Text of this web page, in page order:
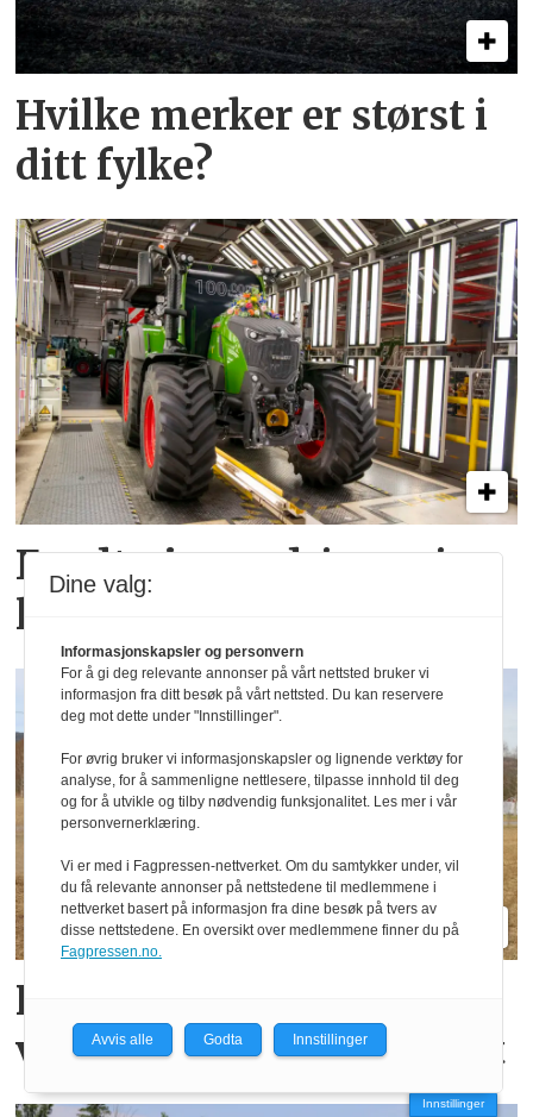
Hvilke merker er størst i
ditt fylke?
Fendt gjør endringer i
ledelsen
Her sår de korn og fang­
vekster i samme overfart
Innstillinger
Dine valg:
Informasjonskapsler og personvern
For å gi deg relevante annonser på vårt nettsted bruker vi
informasjon fra ditt besøk på vårt nettsted. Du kan reservere
deg mot dette under "Innstillinger".
For øvrig bruker vi informasjonskapsler og lignende verktøy for
analyse, for å sammenligne nettlesere, tilpasse innhold til deg
og for å utvikle og tilby nødvendig funksjonalitet. Les mer i vår
personvernerklæring.
Vi er med i Fagpressen-nettverket. Om du samtykker under, vil
du få relevante annonser på nettstedene til medlemmene i
nettverket basert på informasjon fra dine besøk på tvers av
disse nettstedene. En oversikt over medlemmene finner du på
Fagpressen.no.
Avvis alle Godta Innstillinger